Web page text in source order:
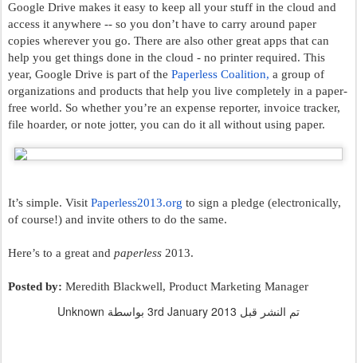
Google Drive makes it easy to keep all your stuff in the cloud and
access it anywhere -- so you don’t have to carry around paper
copies wherever you go. There are also other great apps that can
help you get things done in the cloud - no printer required. This
year, Google Drive is part of the Paperless Coalition, a group of
organizations and products that help you live completely in a paper-
free world. So whether you’re an expense reporter, invoice tracker,
file hoarder, or note jotter, you can do it all without using paper.
It’s simple. Visit Paperless2013.org to sign a pledge (electronically,
of course!) and invite others to do the same.
Here’s to a great and paperless 2013.
Posted by: Meredith Blackwell, Product Marketing Manager
تم النشر قبل 3rd January 2013 بواسطة Unknown